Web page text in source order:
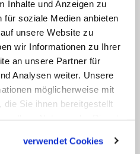
Inhalte und Anzeigen zu
für soziale Medien anbieten
unsere Website zu
wir Informationen zu Ihrer
an unsere Partner für
Analysen weiter. Unsere
möglicherweise mit
Sie ihnen bereitgestellt
verwendet Cookies
werden bei
mit
werden dann
Vorbeter
Mitbetenden
zu arbeiten,